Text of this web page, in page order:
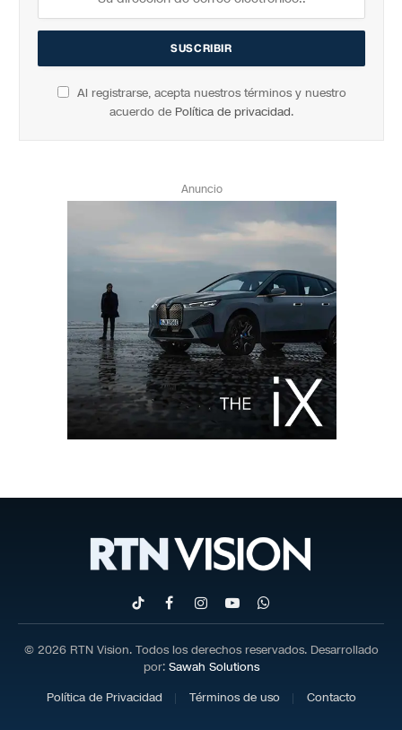
Al registrarse, acepta nuestros términos y nuestro
acuerdo de Política de privacidad.
Anuncio
TikTokFacebookInstagram
YouTubeWhatsApp
© 2026 RTN Vision. Todos los derechos reservados. Desarrollado
por: Sawah Solutions
Política de Privacidad
Términos de uso Contacto